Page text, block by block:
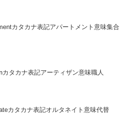
カタカナ表記アパートメント意味集合
タカナ表記アーティザン意味職人
カタカナ表記オルタネイト意味代替